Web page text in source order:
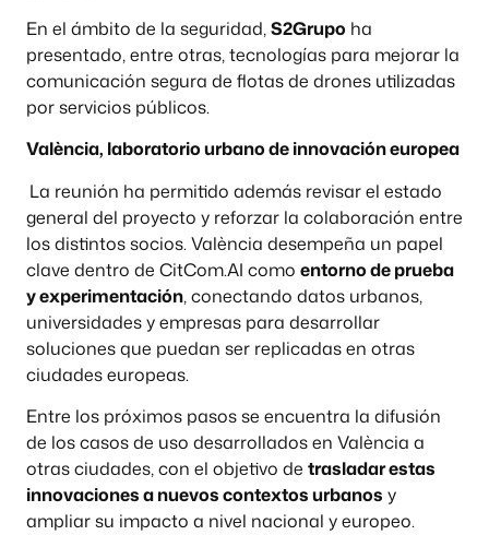
En el ámbito de la seguridad,S2Grupo ha
presentado, entre otras, tecnologías para mejorar la
comunicación segura de flotas de drones utilizadas
por servicios públicos.
València, laboratorio urbano de innovación europea
La reunión ha permitido además revisar el estado
general del proyecto y reforzar la colaboración entre
los distintos socios. València desempeña un papel
clave dentro de CitCom.AI como entorno de prueba
y experimentación, conectando datos urbanos,
universidades y empresas para desarrollar
soluciones que puedan ser replicadas en otras
ciudades europeas.
Entre los próximos pasos se encuentra la difusión
de los casos de uso desarrollados en València a
otras ciudades, con el objetivo de trasladar estas
innovaciones a nuevos contextos urbanos y
ampliar su impacto a nivel nacional y europeo.